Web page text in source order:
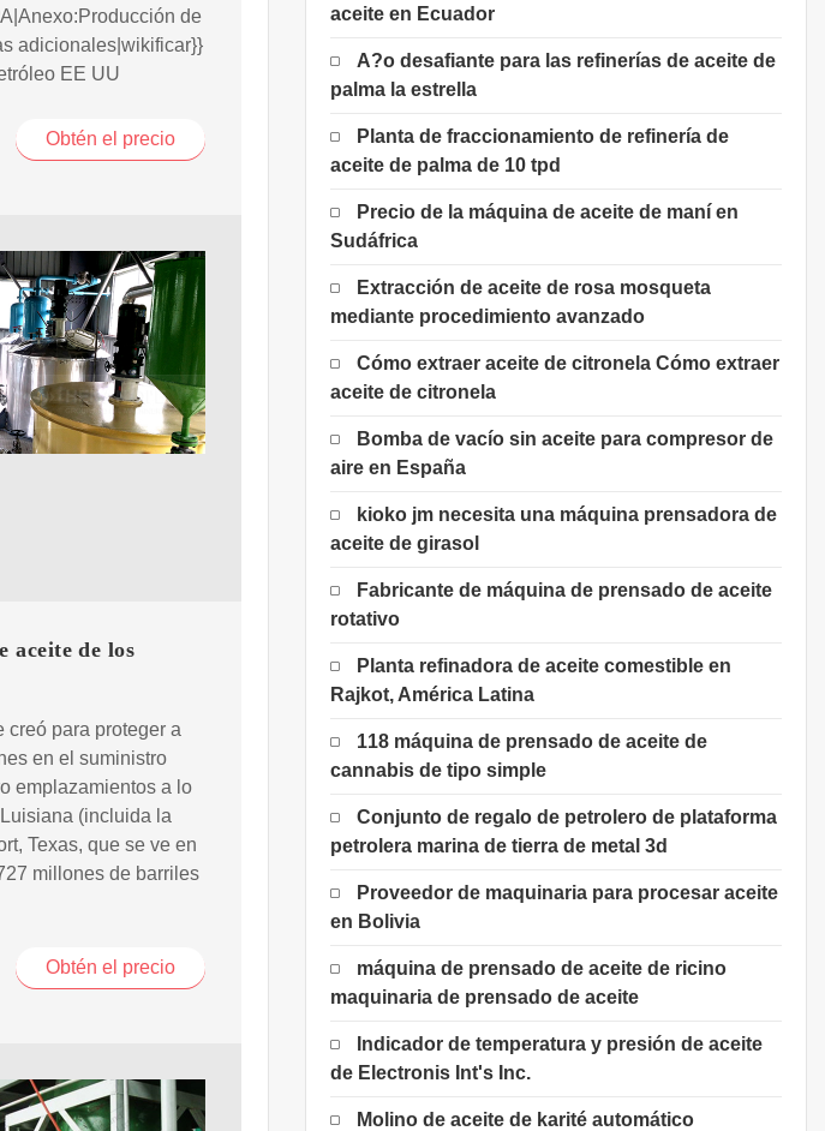
de
adicionales|wikificar}}
EE UU
Obtén el precio
aceite de los
creó para proteger a
en el suministro
emplazamientos a lo
(incluida la
Texas, que se ve en
millones de barriles
Obtén el precio
aceite en Ecuador
A?o desafiante para las refinerías de aceite de
palma la estrella
Planta de fraccionamiento de refinería de
aceite de palma de 10 tpd
Precio de la máquina de aceite de maní en
Sudáfrica
Extracción de aceite de rosa mosqueta
mediante procedimiento avanzado
Cómo extraer aceite de citronela Cómo extraer
aceite de citronela
Bomba de vacío sin aceite para compresor de
aire en España
kioko jm necesita una máquina prensadora de
aceite de girasol
Fabricante de máquina de prensado de aceite
rotativo
Planta refinadora de aceite comestible en
Rajkot, América Latina
118 máquina de prensado de aceite de
cannabis de tipo simple
Conjunto de regalo de petrolero de plataforma
petrolera marina de tierra de metal 3d
Proveedor de maquinaria para procesar aceite
en Bolivia
máquina de prensado de aceite de ricino
maquinaria de prensado de aceite
Indicador de temperatura y presión de aceite
de Electronis Int's Inc.
Molino de aceite de karité automático